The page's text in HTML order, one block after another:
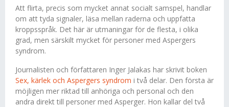
Att flirta, precis som mycket annat socialt samspel, handlar
om att tyda signaler, läsa mellan raderna och uppfatta
kroppsspråk. Det här är utmaningar för de flesta, i olika
grad, men särskilt mycket för personer med Aspergers
syndrom.
Journalisten och författaren Inger Jalakas har skrivit boken
Sex, kärlek och Aspergers syndrom i två delar. Den första är
möjligen mer riktad till anhöriga och personal och den
andra direkt till personer med Asperger. Hon kallar del två